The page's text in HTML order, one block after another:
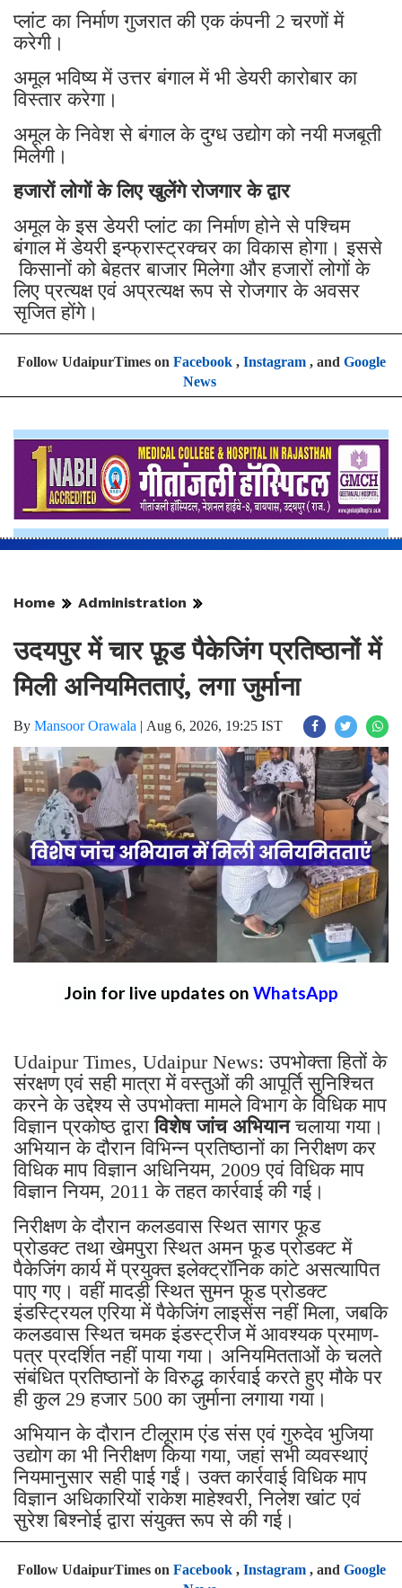
प्लांट का निर्माण गुजरात की एक कंपनी 2 चरणों में
करेगी।
अमूल भविष्य में उत्तर बंगाल में भी डेयरी कारोबार का
विस्तार करेगा।
अमूल के निवेश से बंगाल के दुग्ध उद्योग को नयी मजबूती
मिलेगी।
हजारों लोगों के लिए खुलेंगे रोजगार के द्वार
अमूल के इस डेयरी प्लांट का निर्माण होने से पश्चिम
बंगाल में डेयरी इन्फ्रास्ट्रक्चर का विकास होगा। इससे
किसानों को बेहतर बाजार मिलेगा और हजारों लोगों के
लिए प्रत्यक्ष एवं अप्रत्यक्ष रूप से रोजगार के अवसर
सृजित होंगे।
Follow UdaipurTimes on Facebook, Instagram, and Google
News
Home Administration
उदयपुर में चार फ़ूड पैकेजिंग प्रतिष्ठानों में
मिली अनियमितताएं, लगा जुर्माना
By Mansoor Orawala | Aug 6, 2026, 19:25 IST
Join for live updates on WhatsApp
Udaipur Times, Udaipur News: उपभोक्ता हितों के
संरक्षण एवं सही मात्रा में वस्तुओं की आपूर्ति सुनिश्चित
करने के उद्देश्य से उपभोक्ता मामले विभाग के विधिक माप
विज्ञान प्रकोष्ठ द्वाराविशेष जांच अभियानचलाया गया।
अभियान के दौरान विभिन्न प्रतिष्ठानों का निरीक्षण कर
विधिक माप विज्ञान अधिनियम, 2009 एवं विधिक माप
विज्ञान नियम, 2011 के तहत कार्रवाई की गई।
निरीक्षण के दौरान कलडवास स्थित सागर फूड
प्रोडक्ट तथा खेमपुरा स्थित अमन फूड प्रोडक्ट में
पैकेजिंग कार्य में प्रयुक्त इलेक्ट्रॉनिक कांटे असत्यापित
पाए गए। वहीं मादड़ी स्थित सुमन फूड प्रोडक्ट
इंडस्ट्रियल एरिया में पैकेजिंग लाइसेंस नहीं मिला, जबकि
कलडवास स्थित चमक इंडस्ट्रीज में आवश्यक प्रमाण-
पत्र प्रदर्शित नहीं पाया गया। अनियमितताओं के चलते
संबंधित प्रतिष्ठानों के विरुद्ध कार्रवाई करते हुए मौके पर
ही कुल 29 हजार 500 का जुर्माना लगाया गया।
अभियान के दौरान टीलूराम एंड संस एवं गुरुदेव भुजिया
उद्योग का भी निरीक्षण किया गया, जहां सभी व्यवस्थाएं
नियमानुसार सही पाई गईं। उक्त कार्रवाई विधिक माप
विज्ञान अधिकारियों राकेश माहेश्वरी, निलेश खांट एवं
सुरेश बिश्नोई द्वारा संयुक्त रूप से की गई।
Follow UdaipurTimes on Facebook, Instagram, and Google